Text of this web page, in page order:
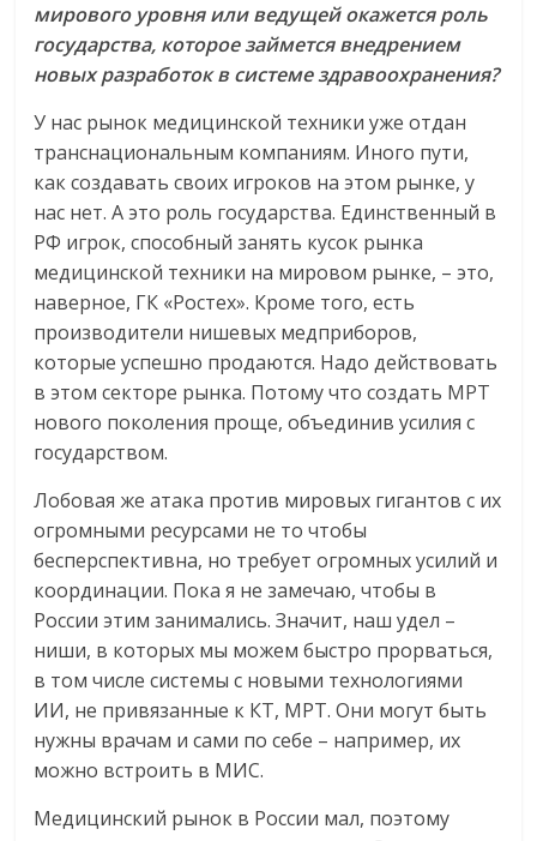
мирового уровня или ведущей окажется роль
государства, которое займется внедрением
новых разработок в системе здравоохранения?
У нас рынок медицинской техники уже отдан
транснациональным компаниям. Иного пути,
как создавать своих игроков на этом рынке, у
нас нет. А это роль государства. Единственный в
РФ игрок, способный занять кусок рынка
медицинской техники на мировом рынке, – это,
наверное, ГК «Ростех». Кроме того, есть
производители нишевых медприборов,
которые успешно продаются. Надо действовать
в этом секторе рынка. Потому что создать МРТ
нового поколения проще, объединив усилия с
государством.
Лобовая же атака против мировых гигантов с их
огромными ресурсами не то чтобы
бесперспективна, но требует огромных усилий и
координации. Пока я не замечаю, чтобы в
России этим занимались. Значит, наш удел –
ниши, в которых мы можем быстро прорваться,
в том числе системы с новыми технологиями
ИИ, не привязанные к КТ, МРТ. Они могут быть
нужны врачам и сами по себе – например, их
можно встроить в МИС.
Медицинский рынок в России мал, поэтому